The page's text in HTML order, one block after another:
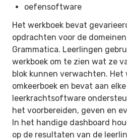
oefensoftware
Het werkboek bevat
opdrachten voor de
Grammatica. Leerlingen
werkboek om te zien wat ze
blok kunnen verwachten. Het
omkeerboek en bevat aan
leerkrachtsoftware
het voorbereiden, geven en
In het handige dashboard
op de resultaten van de